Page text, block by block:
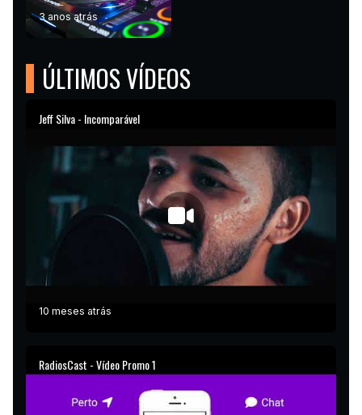
3 anos atrás
ÚLTIMOS VÍDEOS
Jeff Silva - Incomparável
10 meses atrás
RadiosCast - Vídeo Promo 1